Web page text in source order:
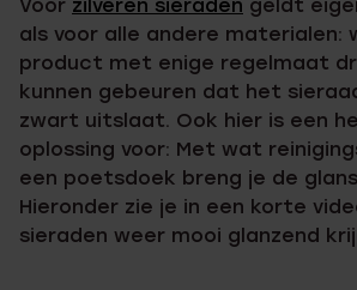
Voor zilveren sieraden geldt
als voor alle andere materialen:
product met enige regelmaat
kunnen gebeuren dat het
zwart uitslaat. Ook hier is een
oplossing voor: Met wat
een poetsdoek breng je de
Hieronder zie je in een korte
sieraden weer mooi glanzend